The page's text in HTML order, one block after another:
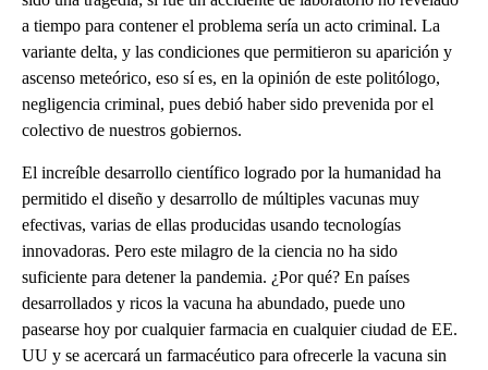
a tiempo para contener el problema sería un acto criminal. La
variante delta, y las condiciones que permitieron su aparición y
ascenso meteórico, eso sí es, en la opinión de este politólogo,
negligencia criminal, pues debió haber sido prevenida por el
colectivo de nuestros gobiernos.
El increíble desarrollo científico logrado por la humanidad ha
permitido el diseño y desarrollo de múltiples vacunas muy
efectivas, varias de ellas producidas usando tecnologías
innovadoras. Pero este milagro de la ciencia no ha sido
suficiente para detener la pandemia. ¿Por qué? En países
desarrollados y ricos la vacuna ha abundado, puede uno
pasearse hoy por cualquier farmacia en cualquier ciudad de EE.
UU y se acercará un farmacéutico para ofrecerle la vacuna sin